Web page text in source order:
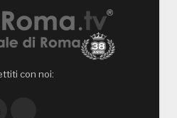
con noi: